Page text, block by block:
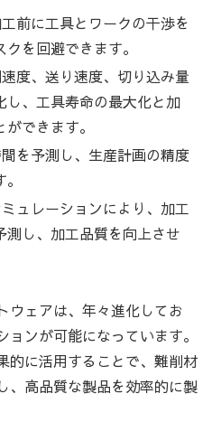
前に工具とワークの干渉を
を回避できます。
度、送り速度、切り込み量
し、工具寿命の最大化と加
できます。
を予測し、生産計画の精度
ュレーションにより、加工
測し、加工品質を向上させ
ウェアは、年々進化してお
ンが可能になっています。
的に活用することで、難削材
、高品質な製品を効率的に製